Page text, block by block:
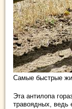
Самые быстрые
Эта антилопа
травоядных, ведь